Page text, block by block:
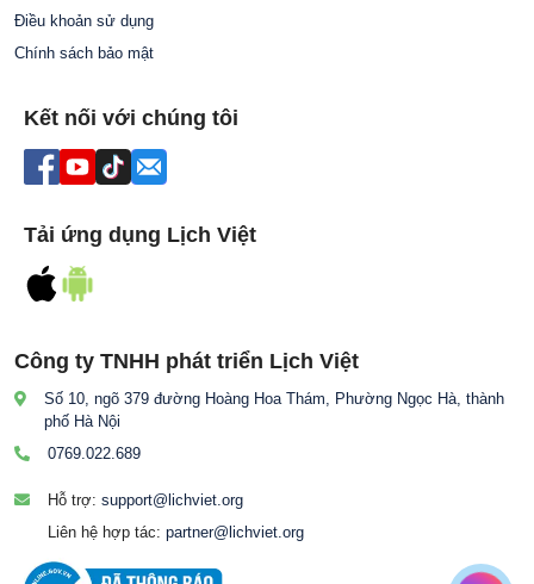
Công ty TNHH phát triển Lịch Việt
Số 10, ngõ 379 đường Hoàng Hoa Thám, Phường Ngọc Hà, thành
phố Hà Nội
0769.022.689
Hỗ trợ: support@lichviet.org
Liên hệ hợp tác: partner@lichviet.org
Điều khoản sử dụng
Chính sách bảo mật
Kết nối với chúng tôi
Tải ứng dụng Lịch Việt